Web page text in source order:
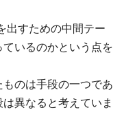
出すための中間テー
いるのかという点を
のは手段の一つであ
異なると考えていま